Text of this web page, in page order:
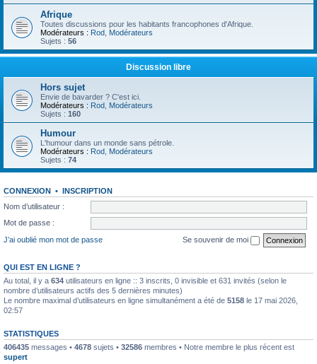
Afrique
Toutes discussions pour les habitants francophones d'Afrique.
Modérateurs : Rod Modérateurs
Sujets : 56
Discussion libre
Hors sujet
Envie de bavarder ? C'est ici.
Modérateurs : Rod Modérateurs
Sujets : 160
Humour
L'humour dans un monde sans pétrole.
Modérateurs : Rod Modérateurs
Sujets : 74
CONNEXION • INSCRIPTION
Nom d’utilisateur :
Mot de passe :
J’ai oublié mon mot de passe
Se souvenir de moi
QUI EST EN LIGNE ?
Au total, il y a 634 utilisateurs en ligne :: 3 inscrits, 0 invisible et 631 invités (selon le
nombre d’utilisateurs actifs des 5 dernières minutes)
Le nombre maximal d’utilisateurs en ligne simultanément a été de 5158 le 17 mai 2026,
02:57
STATISTIQUES
406435 messages • 4678 sujets • 32586 membres • Notre membre le plus récent est
supert